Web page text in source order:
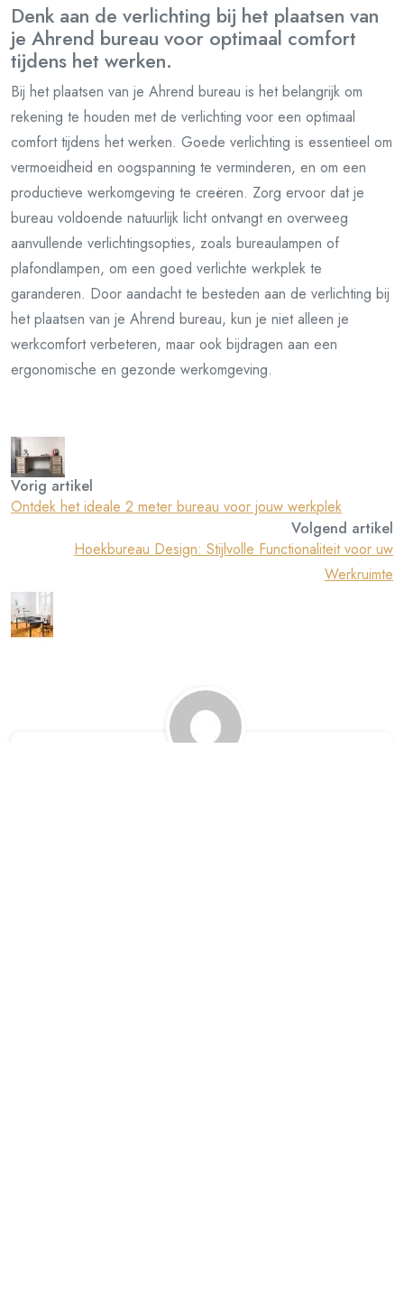
Denk aan de verlichting bij het plaatsen van
je Ahrend bureau voor optimaal comfort
tijdens het werken.
Bij het plaatsen van je Ahrend bureau is het belangrijk om
rekening te houden met de verlichting voor een optimaal
comfort tijdens het werken. Goede verlichting is essentieel om
vermoeidheid en oogspanning te verminderen, en om een
productieve werkomgeving te creëren. Zorg ervoor dat je
bureau voldoende natuurlijk licht ontvangt en overweeg
aanvullende verlichtingsopties, zoals bureaulampen of
plafondlampen, om een goed verlichte werkplek te
garanderen. Door aandacht te besteden aan de verlichting bij
het plaatsen van je Ahrend bureau, kun je niet alleen je
werkcomfort verbeteren, maar ook bijdragen aan een
ergonomische en gezonde werkomgeving.
Vorig artikel
Ontdek het ideale 2 meter bureau voor jouw werkplek
Volgend artikel
Hoekbureau Design: Stijlvolle Functionaliteit voor uw
Werkruimte